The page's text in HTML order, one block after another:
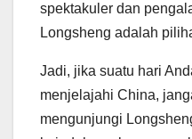
spektakuler dan
Longsheng adalah
Jadi, jika suatu hari
menjelajahi China,
mengunjungi